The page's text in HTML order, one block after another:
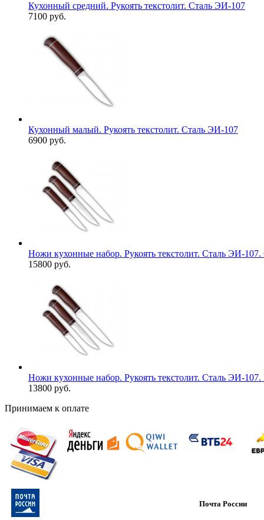
Кухонный средний. Рукоять текстолит. Сталь ЭИ-107
7100 руб.
Кухонный малый. Рукоять текстолит. Сталь ЭИ-107
6900 руб.
Ножи кухонные набор. Рукоять текстолит. Сталь ЭИ-107.
15800 руб.
Ножи кухонные набор. Рукоять текстолит. Сталь ЭИ-107.
13800 руб.
Принимаем к оплате
Почта России